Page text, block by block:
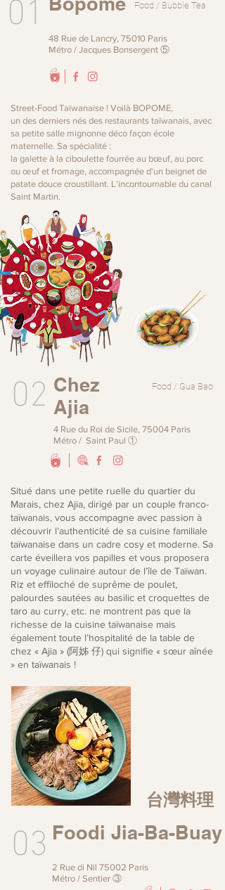
4 Rue du Roi de Sicile, 75004 Paris
Métro / Saint Paul ①
48 Rue de Lancry, 75010 Paris
Métro / Jacques Bonsergent ⑤
Food / Bubble Tea
Street-Food Taïwanaise ! Voilà BOPOME,
un des derniers nés des restaurants taïwanais, avec
sa petite salle mignonne déco façon école
maternelle. Sa spécialité :
la galette à la ciboulette fourrée au bœuf, au porc
ou œuf et fromage, accompagnée d'un beignet de
patate douce croustillant. L’incontournable du canal
Saint Martin.
Situé dans une petite ruelle du quartier du
Marais, chez Ajia, dirigé par un couple franco-
taïwanais, vous accompagne avec passion à
découvrir l’authenticité de sa cuisine familiale
taïwanaise dans un cadre cosy et moderne. Sa
carte éveillera vos papilles et vous proposera
un voyage culinaire autour de l’île de Taïwan.
Riz et effiloché de suprême de poulet,
palourdes sautées au basilic et croquettes de
taro au curry, etc. ne montrent pas que la
richesse de la cuisine taïwanaise mais
également toute l’hospitalité de la table de
chez « Ajia » (阿姊 仔) qui signifie « sœur aînée
» en taïwanais !
03 Foodi Jia-Ba-Buay
2 Rue di Nil 75002 Paris
Métro / Sentier ③
台灣料理
02 Chez
Ajia
Food / Gua Bao